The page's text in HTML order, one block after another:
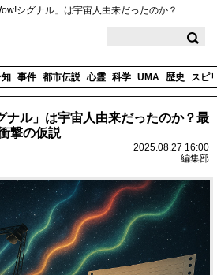
シグナル」は宇宙人由来だったのか？
事件 都市伝説 心霊 科学 UMA 歴史 スピ
ナル」は宇宙人由来だったのか？最
撃の仮説
2025.08.27 16:00
編集部